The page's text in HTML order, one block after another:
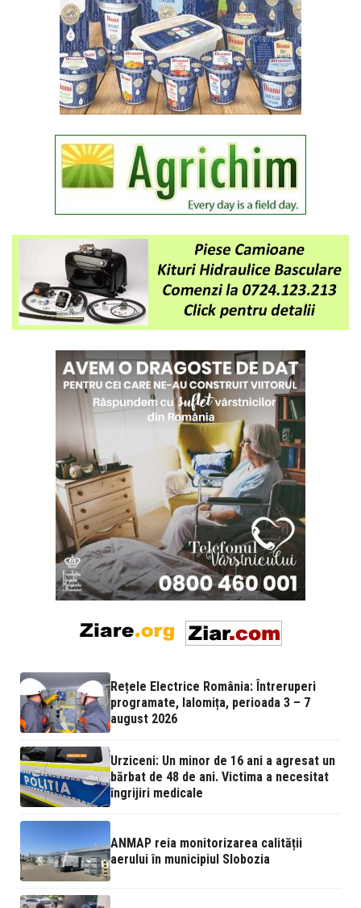
Rețele Electrice România: Întreruperi
programate, Ialomița, perioada 3 – 7
august 2026
Urziceni: Un minor de 16 ani a agresat un
bărbat de 48 de ani. Victima a necesitat
îngrijiri medicale
ANMAP reia monitorizarea calității
aerului în municipiul Slobozia